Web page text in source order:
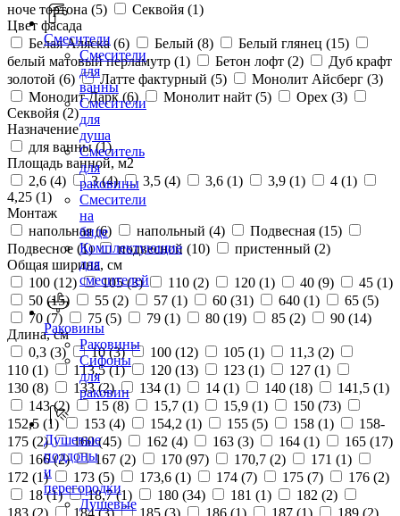
Смесители
Смесители
для
ванны
Смесители
для
душа
Смеситель
для
раковины
Смесители
на
биде
Комплектующие
для
смесителей
Раковины
Раковины
Сифоны
для
раковин
Душевые
поддоны
и
перегородки
Душевые
ноче тортона (5) Секвойя (1)
Цвет фасада
Белая Аляска (6) Белый (8) Белый глянец (15)
белый матовый перламутр (1) Бетон лофт (2)
Дуб крафт
золотой (6) Латте фактурный (5) Монолит Айсберг (3)
Монолит Дарк (6) Монолит найт (5) Орех (3)
Секвойя (2)
Назначение
для ванны (1)
Площадь ванной, м2
2,6 (4) 3 (4) 3,5 (4) 3,6 (1) 3,9 (1) 4 (1)
4,25 (1)
Монтаж
напольная (6) напольный (4) Подвесная (15)
Подвесное (1) подвесной (10) пристенный (2)
Общая ширина, см
100 (12) 105 (3) 110 (2) 120 (1) 40 (9) 45 (1)
50 (15) 55 (2) 57 (1) 60 (31) 640 (1) 65 (5)
70 (7) 75 (5) 79 (1) 80 (19) 85 (2) 90 (14)
Длина, см
0,3 (3) 10 (3) 100 (12) 105 (1) 11,3 (2)
110 (1) 113,5 (1) 120 (13) 123 (1) 127 (1)
130 (8) 133 (2) 134 (1) 14 (1) 140 (18) 141,5 (1)
143 (2) 15 (8) 15,7 (1) 15,9 (1) 150 (73)
152,5 (1) 153 (4) 154,2 (1) 155 (5) 158 (1)
158-
175 (2) 160 (45) 162 (4) 163 (3) 164 (1) 165 (17)
166 (2) 167 (2) 170 (97) 170,7 (2) 171 (1)
172 (1) 173 (5) 173,6 (1) 174 (7) 175 (7) 176 (2)
18 (1) 18,7 (1) 180 (34) 181 (1) 182 (2)
183 (2) 184 (3) 185 (3) 186 (1) 187 (1) 189 (2)